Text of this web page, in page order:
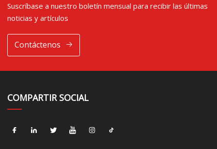
Suscríbase a nuestro boletín mensual para recibir las últimas
noticias y artículos
Contáctenos
COMPARTIR SOCIAL